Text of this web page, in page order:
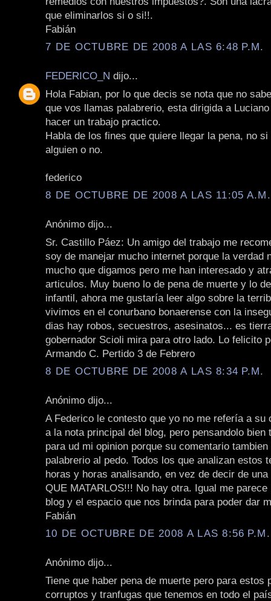
que eliminarlos si o si!!.
Fabián
7 DE OCTUBRE DE 2008 A LAS 6:48 P.M.
FEDERICO_N dijo...
Hola Fabian, por lo que decis se nota que no
que vos llamas palabrerio, esta dirigida a
hacer un trabajo practico.
Habla de los fines que quiere llegar la pena, no
alguien o no.
federico
8 DE OCTUBRE DE 2008 A LAS 11:05 A.M.
Anónimo dijo...
Sr. Castillo Páez: Un amigo del trabajo me
soy de manejar mucho internet porque la verdad
mucho que digamos pero me han interesado y
articulos. Muy bueno lo de pena de muerte y lo
infantil, ahora me gustaría leer algo sobre la
vivimos en el conurbano bonaerense con la
dias hay robos, secuestros, asesinatos... es
gobernador Scioli mira para otro lado. Lo felicito
Armando C. Pertido 3 de Febrero
8 DE OCTUBRE DE 2008 A LAS 8:34 P.M.
Anónimo dijo...
A Federico le contesto que yo no me refería a su
a la nota principal del blog, pero pensandolo bien
para ud mi opinion porque su comentario
palabrerio al pedo. Todos los que analizan estos
horas y horas analisando, en vez de decir de
QUE MATARLOS!!! No hay otra. Igual me parece
blog y el espacio que nos brinda para poder dar
Fabián
10 DE OCTUBRE DE 2008 A LAS 8:56 P.M.
Anónimo dijo...
Tiene que haber pena de muerte pero para estos
corruptos y tranfugas que tenemos en todo el